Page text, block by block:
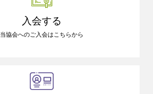
入会する
当協会へのご入会はこちらから